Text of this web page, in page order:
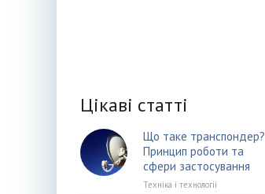
Цікаві статті
Що таке транспондер?
Принцип роботи та
сфери застосування
Техніка і технології